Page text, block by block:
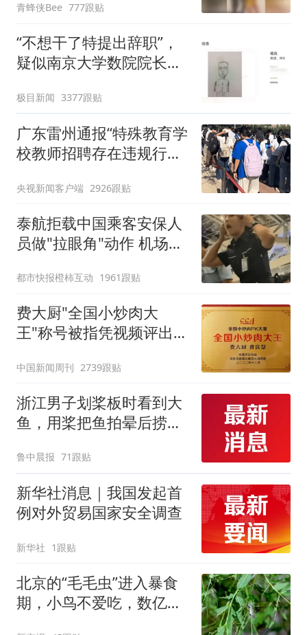
青蜂侠Bee 777跟贴
“不想干了特提出辞职”，
疑似南京大学数院院长辞
良教授已卸任院长一职，
不清楚辞职信来源；曾用
手绘图做头像
极目新闻 3377跟贴
广东雷州通报“特殊教育学
校教师招聘存在违规行
校长被停职
央视新闻客户端 2926跟贴
泰航拒载中国乘客安保人
员做"拉眼角"动作 机场再
都市快报橙柿互动 1961跟贴
费大厨"全国小炒肉大
王"称号被指凭视频评出
中国新闻周刊 2739跟贴
浙江男子划桨板时看到大
鱼，用桨把鱼拍晕后捞
两，做成红烧辣子鱼块，
味道很好
鲁中晨报 71跟贴
新华社消息｜我国发起首
例对外贸易国家安全调查
新华社 1跟贴
北京的“毛毛虫”进入暴食
期，小鸟不爱吃，数亿头